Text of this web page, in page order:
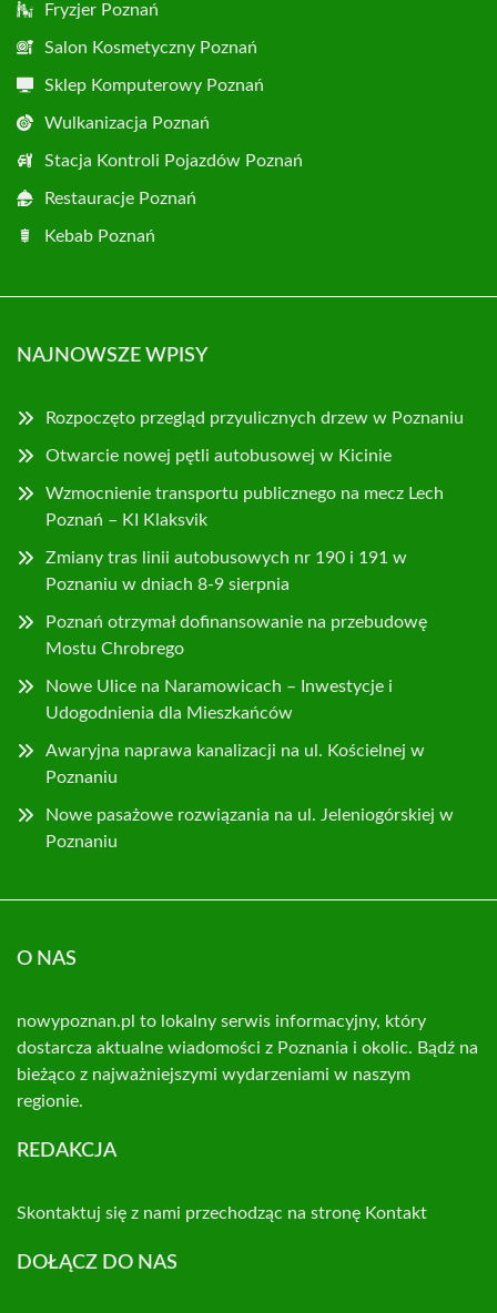
Fryzjer Poznań
Salon Kosmetyczny Poznań
Sklep Komputerowy Poznań
Wulkanizacja Poznań
Stacja Kontroli Pojazdów Poznań
Restauracje Poznań
Kebab Poznań
NAJNOWSZE WPISY
Rozpoczęto przegląd przyulicznych drzew w Poznaniu
Otwarcie nowej pętli autobusowej w Kicinie
Wzmocnienie transportu publicznego na mecz Lech
Poznań – KI Klaksvik
Zmiany tras linii autobusowych nr 190 i 191 w
Poznaniu w dniach 8-9 sierpnia
Poznań otrzymał dofinansowanie na przebudowę
Mostu Chrobrego
Nowe Ulice na Naramowicach – Inwestycje i
Udogodnienia dla Mieszkańców
Awaryjna naprawa kanalizacji na ul. Kościelnej w
Poznaniu
Nowe pasażowe rozwiązania na ul. Jeleniogórskiej w
Poznaniu
O NAS
nowypoznan.pl to lokalny serwis informacyjny, który
dostarcza aktualne wiadomości z Poznania i okolic. Bądź na
bieżąco z najważniejszymi wydarzeniami w naszym
regionie.
REDAKCJA
Skontaktuj się z nami przechodząc na stronę Kontakt
DOŁĄCZ DO NAS